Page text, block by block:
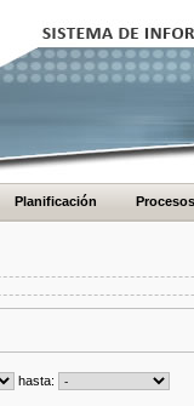
Planificación Procesos
hasta: